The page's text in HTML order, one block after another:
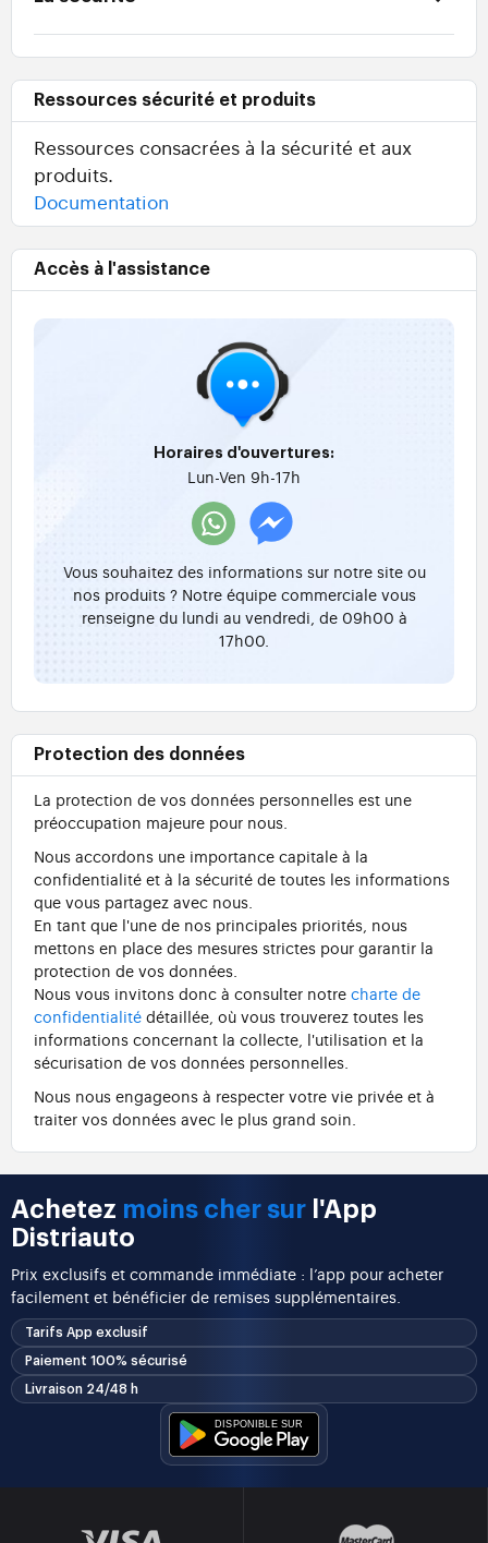
Ressources sécurité et produits
Ressources consacrées à la sécurité et aux
produits.
Documentation
Accès à l'assistance
Horaires d'ouvertures:
Lun-Ven 9h-17h
Vous souhaitez des informations sur notre site ou
nos produits ? Notre équipe commerciale vous
renseigne du lundi au vendredi, de 09h00 à
17h00.
Protection des données
La protection de vos données personnelles est une
préoccupation majeure pour nous.
Nous accordons une importance capitale à la
confidentialité et à la sécurité de toutes les informations
que vous partagez avec nous.
En tant que l'une de nos principales priorités, nous
mettons en place des mesures strictes pour garantir la
protection de vos données.
Nous vous invitons donc à consulter notre charte de
confidentialité détaillée, où vous trouverez toutes les
informations concernant la collecte, l'utilisation et la
sécurisation de vos données personnelles.
Nous nous engageons à respecter votre vie privée et à
traiter vos données avec le plus grand soin.
Achetez moins cher sur l'App
Distriauto
Prix exclusifs et commande immédiate : l’app pour acheter
facilement et bénéficier de remises supplémentaires.
Tarifs App exclusif
Paiement 100% sécurisé
Livraison 24/48 h